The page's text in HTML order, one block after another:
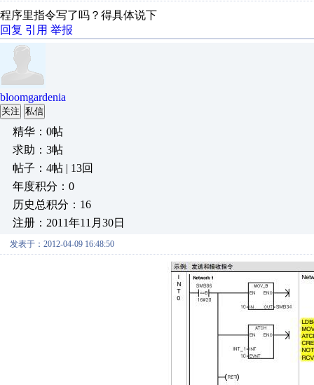
程序里指令写了吗？得具体说下
回复 引用 举报
bloomgardenia
关注 私信
精华：0帖
求助：3帖
帖子：4帖 | 13回
年度积分：0
历史总积分：16
注册：2011年11月30日
发表于：2012-04-09 16:48:50